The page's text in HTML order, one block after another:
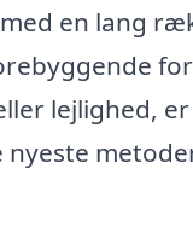
en lang
lejlighed,
nyeste